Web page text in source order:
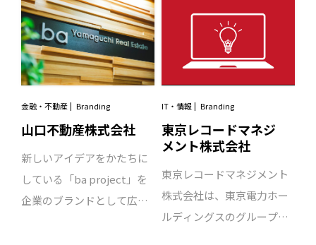
グを支援していきます。
る、ブランド表現を目指し
てきたビューティガレー
ジ。東証一部上場を目前に
控えたタイミングで、自社
の提供する価値をブランド
メッセージとして具現化し
たいと。と企業ブランディ
た。 はじめに行ったのは、
は、このバルイベントを広
く認知させるプロモーショ
ンのご相談として始まった
プロジェクトでしたが、私
たちからのご提案は「グル
メフェス」の開催。プロモ
ーションに多くの予算を投
下するのではなく、地域の
飲食店がフェスに出店し、
産学官と連携することで地
金融・不動産 Branding
山口不動産株式会社
新しいアイデアをかたちに
している「ba project」を
企業のブランドとして広く
IT・情報 Branding
東京レコードマネジ
メント株式会社
東京レコードマネジメント
株式会社は、東京電力ホー
ルディングスのグループ企